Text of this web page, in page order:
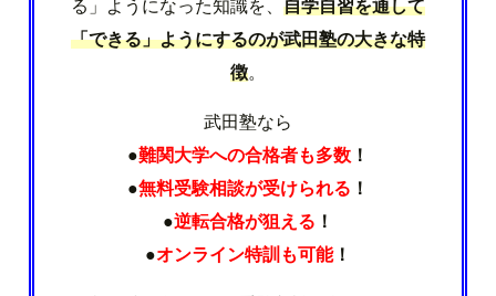
る」ようになった知識を、 自学自習を通して
「できる」ようにするのが武田塾の大きな特
徴。
武田塾なら
●難関大学への合格者も多数 ！
●無料受験相談が受けられる ！
●逆転合格が狙える ！
●オンライン特訓も可能！